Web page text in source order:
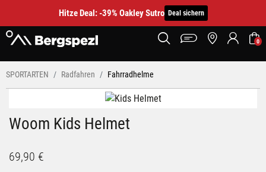
Hitze Deal: -39% Oakley Sutro Deal sichern
0
SPORTARTEN Radfahren Fahrradhelme
Woom Kids Helmet
69,90 €